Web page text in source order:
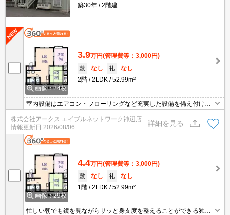
築30年
2階建
画像：24枚
3.9万円(管理費等：3,000円)
敷
なし 礼
なし
2階
2LDK 52.99m²
室内設備はエアコン・フローリングなど充実した設備を備え付けて
います。1ヶ月の駐車スペース利用料金は、3300円です。駐車スペ
ースも広く、2台分の割り当てができます。こちらのお部屋は角部
屋です。初期費用を抑えたい方におすすめな敷金不要のアパートが
あります。
株式会社アークス エイブルネットワーク神辺店
情報更新日 2026/08/06
詳細を見る
画像：29枚
4.4万円(管理費等：3,000円)
敷
なし 礼
なし
1階
2LDK 52.99m²
忙しい朝でも鏡を見ながらサッと身支度を整えることができる独立